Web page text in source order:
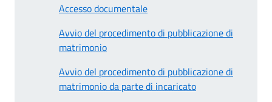
Accesso documentale
Avvio del procedimento di pubblicazione di
matrimonio
Avvio del procedimento di pubblicazione di
matrimonio da parte di incaricato